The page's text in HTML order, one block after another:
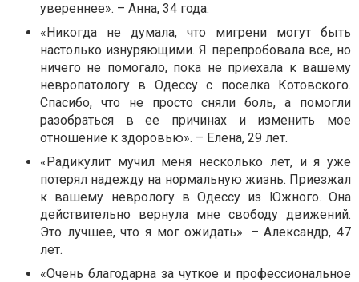
увереннее». – Анна, 34 года.
«Никогда не думала, что мигрени могут быть
настолько изнуряющими. Я перепробовала все, но
ничего не помогало, пока не приехала к вашему
невропатологу в Одессу с поселка Котовского.
Спасибо, что не просто сняли боль, а помогли
разобраться в ее причинах и изменить мое
отношение к здоровью». – Елена, 29 лет.
«Радикулит мучил меня несколько лет, и я уже
потерял надежду на нормальную жизнь. Приезжал
к вашему неврологу в Одессу из Южного. Она
действительно вернула мне свободу движений.
Это лучшее, что я мог ожидать». – Александр, 47
лет.
«Очень благодарна за чуткое и профессиональное